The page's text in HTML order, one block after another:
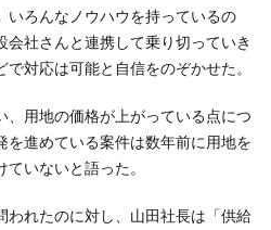
いろんなノウハウを持っているの
社さんと連携して乗り切っていき
対応は可能と自信をのぞかせた。
、用地の価格が上がっている点につ
を進めている案件は数年前に用地を
いないと語った。
われたのに対し、山田社長は「供給